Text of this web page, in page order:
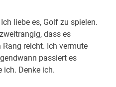
liebe es, Golf zu spielen.
dass es
reicht. Ich vermute
passiert es
ich. Denke ich.